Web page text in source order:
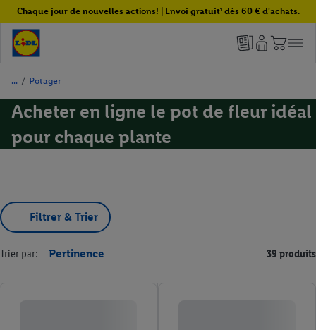
Chaque jour de nouvelles actions! | Envoi gratuit¹ dès 60 € d'achats.
/ Potager
Acheter en ligne le pot de fleur idéal
pour chaque plante
Filtrer & Trier
Trier par: Pertinence 39 produits